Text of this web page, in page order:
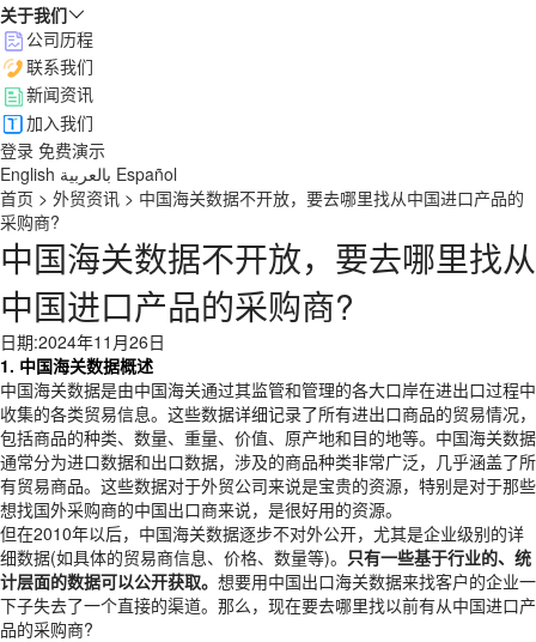
关于我们
公司历程
联系我们
新闻资讯
加入我们
登录 免费演示
English بالعربية Español
首页 > 外贸资讯 > 中国海关数据不开放，要去哪里找从中国进口产品的
采购商?
中国海关数据不开放，要去哪里找从
中国进口产品的采购商?
日期:2024年11月26日
1. 中国海关数据概述
中国海关数据是由中国海关通过其监管和管理的各大口岸在进出口过程中
收集的各类贸易信息。这些数据详细记录了所有进出口商品的贸易情况，
包括商品的种类、数量、重量、价值、原产地和目的地等。中国海关数据
通常分为进口数据和出口数据，涉及的商品种类非常广泛，几乎涵盖了所
有贸易商品。这些数据对于外贸公司来说是宝贵的资源，特别是对于那些
想找国外采购商的中国出口商来说，是很好用的资源。
但在2010年以后，中国海关数据逐步不对外公开，尤其是企业级别的详
细数据(如具体的贸易商信息、价格、数量等)。 只有一些基于行业的、统
计层面的数据可以公开获取。 想要用中国出口海关数据来找客户的企业一
下子失去了一个直接的渠道。那么，现在要去哪里找以前有从中国进口产
品的采购商?